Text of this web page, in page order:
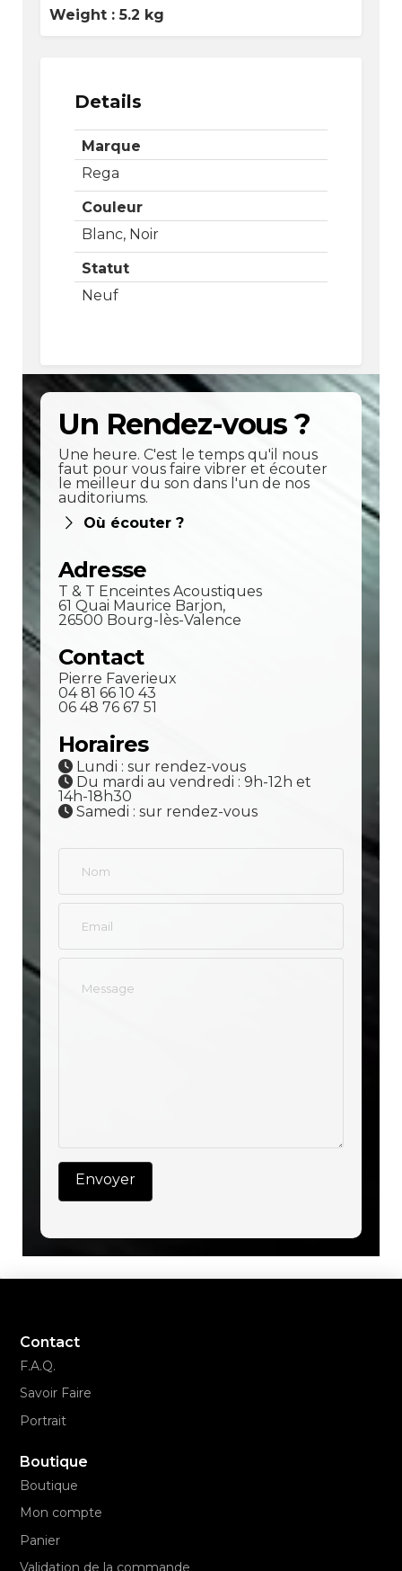
Weight : 5.2 kg
Details
Marque
Rega
Couleur
Blanc, Noir
Statut
Neuf
Un Rendez-vous ?
Une heure. C'est le temps qu'il nous
faut pour vous faire vibrer et écouter
le meilleur du son dans l'un de nos
auditoriums.
Où écouter ?
Adresse
T & T Enceintes Acoustiques
61 Quai Maurice Barjon,
26500 Bourg-lès-Valence
Contact
Pierre Faverieux
04 81 66 10 43
06 48 76 67 51
Horaires
Lundi : sur rendez-vous
Du mardi au vendredi : 9h-12h et
14h-18h30
Samedi : sur rendez-vous
Contact
F.A.Q.
Savoir Faire
Portrait
Boutique
Boutique
Mon compte
Panier
Validation de la commande